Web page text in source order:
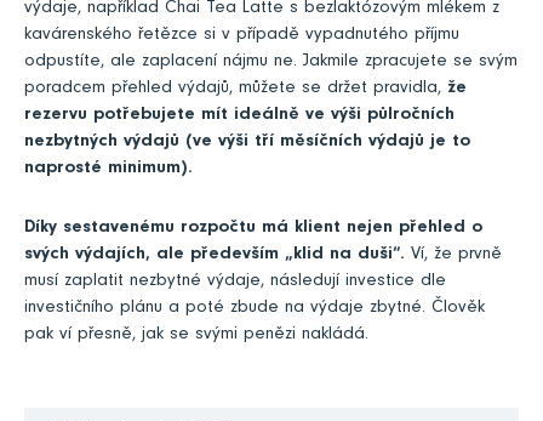
výdaje, například Chai Tea Latte s bezlaktózovým mlékem z
kavárenského řetězce si v případě vypadnutého příjmu
odpustíte, ale zaplacení nájmu ne. Jakmile zpracujete se svým
poradcem přehled výdajů, můžete se držet pravidla, že
rezervu potřebujete mít ideálně ve výši půlročních
nezbytných výdajů (ve výši tří měsíčních výdajů je to
naprosté minimum).
Díky sestavenému rozpočtu má klient nejen přehled o
svých výdajích, ale především „klid na duši“. Ví, že prvně
musí zaplatit nezbytné výdaje, následují investice dle
investičního plánu a poté zbude na výdaje zbytné. Člověk
pak ví přesně, jak se svými penězi nakládá.